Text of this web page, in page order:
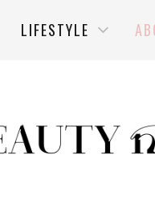
LIFESTYLE